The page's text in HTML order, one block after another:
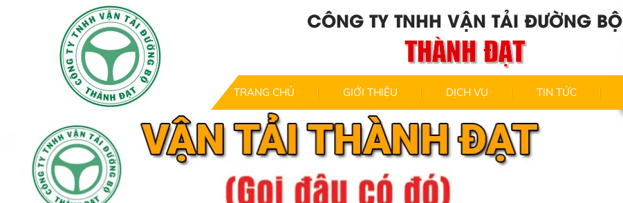
CÔNG TY TNHH VẬN TẢI ĐƯỜNG BỘ
THÀNH ĐẠT
TRANG CHỦ GIỚI THIỆU DỊCH VỤ TIN TỨC